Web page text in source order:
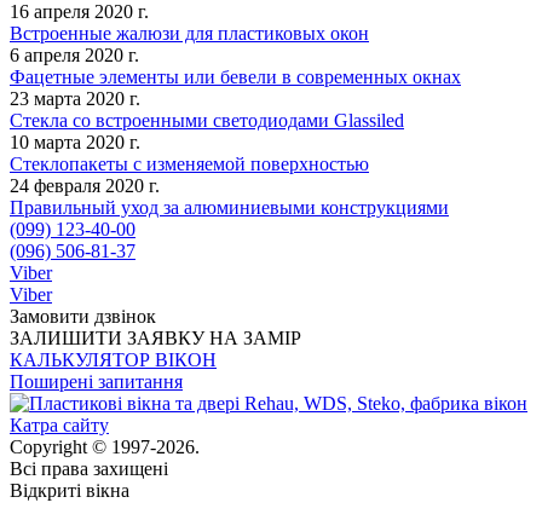
16 апреля 2020 г.
Встроенные жалюзи для пластиковых окон
6 апреля 2020 г.
Фацетные элементы или бевели в современных окнах
23 марта 2020 г.
Стекла со встроенными светодиодами Glassiled
10 марта 2020 г.
Стеклопакеты с изменяемой поверхностью
24 февраля 2020 г.
Правильный уход за алюминиевыми конструкциями
(099) 123-40-00
(096) 506-81-37
Viber
Viber
Замовити дзвінок
ЗАЛИШИТИ ЗАЯВКУ НА ЗАМІР
КАЛЬКУЛЯТОР ВІКОН
Поширені запитання
Катра сайту
Copyright © 1997-2026.
Всі права захищені
Відкриті вікна